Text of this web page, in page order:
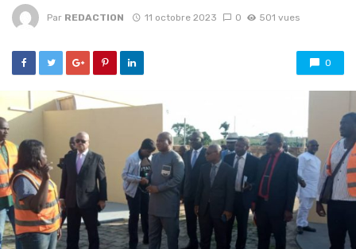
Par REDACTION 11 octobre 2023 0 501 vues
0